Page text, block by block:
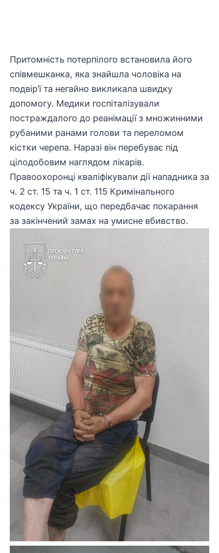
Притомність потерпілого встановила його
співмешканка, яка знайшла чоловіка на
подвір’ї та негайно викликала швидку
допомогу. Медики госпіталізували
постраждалого до реанімації з множинними
рубаними ранами голови та переломом
кістки черепа. Наразі він перебуває під
цілодобовим наглядом лікарів.
Правоохоронці кваліфікували дії нападника за
ч. 2 ст. 15 та ч. 1 ст. 115 Кримінального
кодексу України, що передбачає покарання
за закінчений замах на умисне вбивство.